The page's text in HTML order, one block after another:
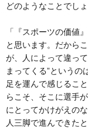
どのようなことでし
「『スポーツの価値
と思います。だから
が、人によって違っ
まってくる”というの
足を運んで感じるこ
らこそ、そこに選手
にとってかけがえの
人三脚で進んできた